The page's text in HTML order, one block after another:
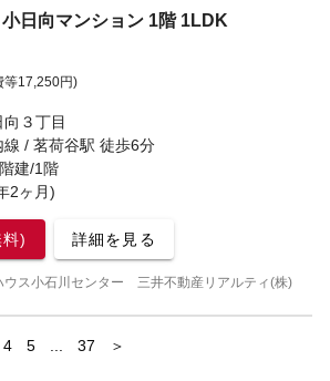
小日向マンション 1階 1LDK
等17,250円)
３丁目
/ 茗荷谷駅 徒歩6分
建/1階
2ヶ月)
) 詳細を見る
ウス小石川センター 三井不動産リアルティ(株)
page
4 page
5 pagepage
37 page